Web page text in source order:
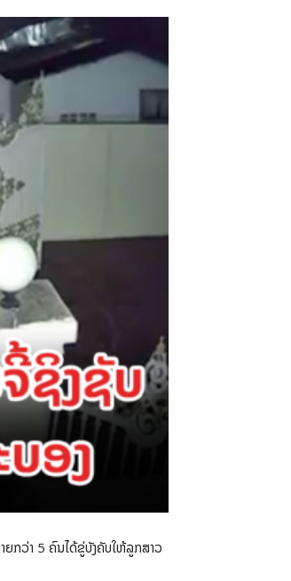
ກວ່າ 5 ຄົນໄດ້ຂູ່ບັງຄັບໃຫ້ລູກສາວ